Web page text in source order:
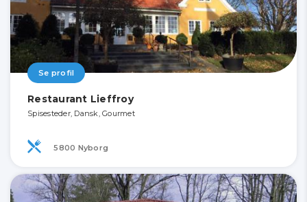
Se profil
Restaurant Lieffroy
Spisesteder, Dansk, Gourmet
5800 Nyborg